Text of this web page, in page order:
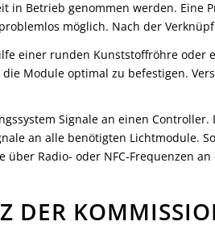
in Betrieb genommen werden.
möglich. Nach der
einer runden Kunststoffröhre
Module optimal zu befestigen.
Signale an einen
an alle benötigten
Radio- oder NFC-Frequenzen
DER